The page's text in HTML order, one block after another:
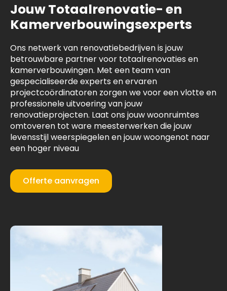
Jouw Totaalrenovatie- en
Kamerverbouwingsexperts
Ons netwerk van renovatiebedrijven is jouw
betrouwbare partner voor totaalrenovaties en
kamerverbouwingen. Met een team van
gespecialiseerde experts en ervaren
projectcoördinatoren zorgen we voor een vlotte en
professionele uitvoering van jouw
renovatieprojecten. Laat ons jouw woonruimtes
omtoveren tot ware meesterwerken die jouw
levensstijl weerspiegelen en jouw woongenot naar
een hoger niveau
Offerte aanvragen